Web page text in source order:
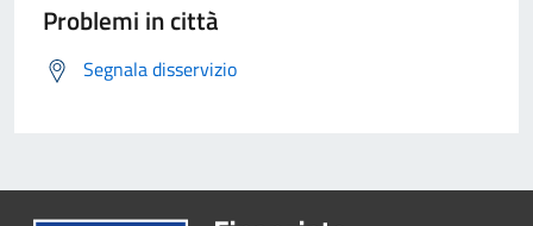
Problemi in città
Segnala disservizio